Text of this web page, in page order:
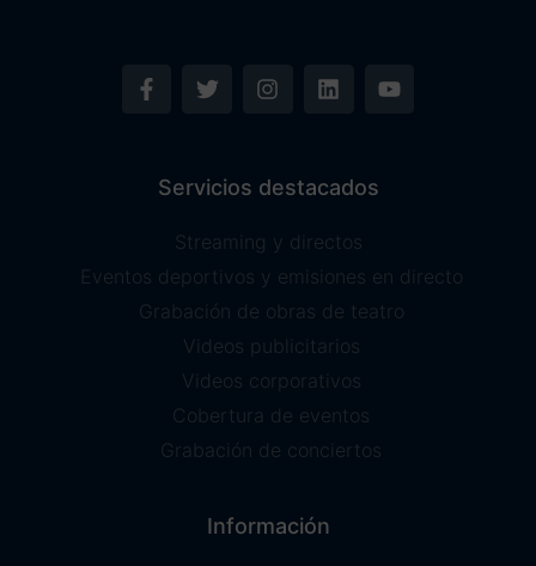
Servicios destacados
Streaming y directos
Eventos deportivos y emisiones en directo
Grabación de obras de teatro
Videos publicitarios
Videos corporativos
Cobertura de eventos
Grabación de conciertos
Información